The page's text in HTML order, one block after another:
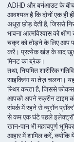
ADHD और बर्नआउट के
आवश्यक है कि दोनों एक ही
अधूरा छोड़ देती है, जिससे
भावना आत्मविश्वास को
चक्र को तोड़ने के लिए आप
करें। प्रत्येक खंड के बाद खुद
मिनट का ब्रेक।
तथा, नियमित शारीरिक
साइक्लिंग या तेज़ चलना।
स्थिर करता है, जिससे फोकस
आपको अपने स्क्रीन टाइम
संपर्क में रहने से न्यूरॉन
से कम एक घंटे पहले
खान-पान भी महत्वपूर्ण
आहार में शामिल करें, क्योंकि